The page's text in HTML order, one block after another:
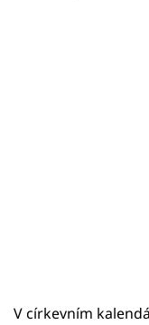
V církevním